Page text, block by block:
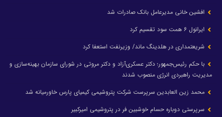
افشین خانی مدیرعامل بانک صادرات شد
ایرانول ۶ همت سود تقسیم کرد
شریعتمداری در هلدینگ ماند/ وزیرنفت استعفا کرد
با حکم رئیس‌جمهور؛ دکتر عسکری‌آزاد و دکتر مروتی در شورای سازمان بهینه‌سازی و
مدیریت راهبردی انرژی منصوب شدند
محمد زین العابدین سرپرست شرکت پتروشیمی کیمیای پارس خاورمیانه شد
سرپرستی دوباره حسام خوشبین فر در پتروشیمی امیرکبیر